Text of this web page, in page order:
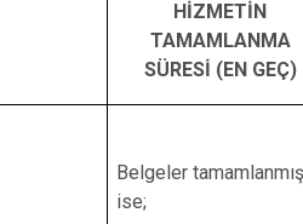
HİZMETİN
TAMAMLANMA
SÜRESİ (EN GEÇ)
Belgeler
ise;